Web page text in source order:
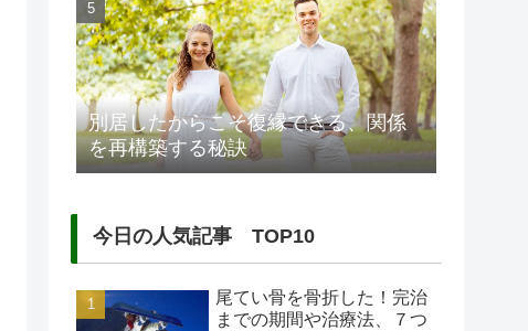
別居したからこそ復縁できる、関係
を再構築する秘訣
今日の人気記事 TOP10
尾てい骨を骨折した！完治
までの期間や治療法、７つ